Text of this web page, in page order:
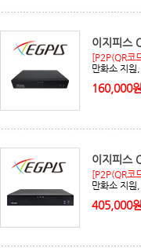
이지피스
[P2P(QR코
만화소 지
160,000
이지피스
[P2P(QR코
만화소 지
405,000